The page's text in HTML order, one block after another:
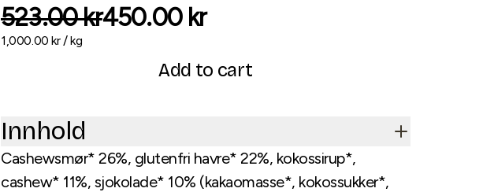
523.00 kr450.00 kr
1,000.00 kr /kg
Add to cart
Innhold
Cashewsmør* 26%, glutenfri havre* 22%, kokossirup*,
cashew* 11%, sjokolade* 10% (kakaomasse*, kokossukker*,